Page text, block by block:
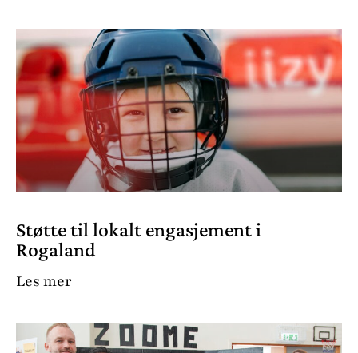
Støtte til lokalt engasjement i
Rogaland
Les mer